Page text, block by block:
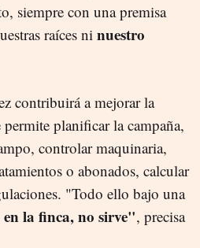
siempre con una premisa
raíces ni nuestro
contribuirá a mejorar la
planificar la campaña,
controlar maquinaria,
o abonados, calcular
"Todo ello bajo una
la finca, no sirve", precisa